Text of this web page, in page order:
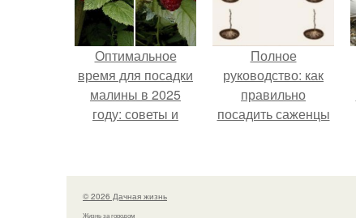
Оптимальное
время для посадки
малины в 2025
году: советы и
Полное
руководство: как
правильно
посадить саженцы
© 2026 Дачная жизнь
Жизнь за городом